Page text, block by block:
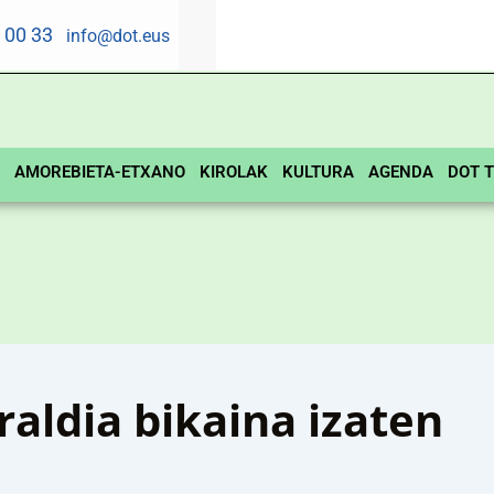
00 33 info@dot.eus
AMOREBIETA-ETXANO KIROLAK KULTURA AGENDA DOT
bikaina izaten